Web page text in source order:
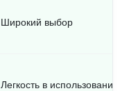
Широкий выбор
Легкость в использовании